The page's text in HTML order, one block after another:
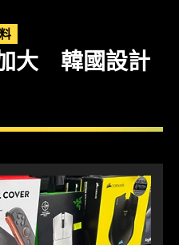
加大 韓國設計